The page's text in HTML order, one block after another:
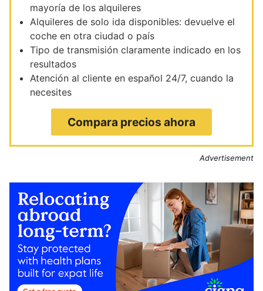
mayoría de los alquileres
Alquileres de solo ida disponibles: devuelve el
coche en otra ciudad o país
Tipo de transmisión claramente indicado en los
resultados
Atención al cliente en español 24/7, cuando la
necesites
Compara precios ahora
Advertisement